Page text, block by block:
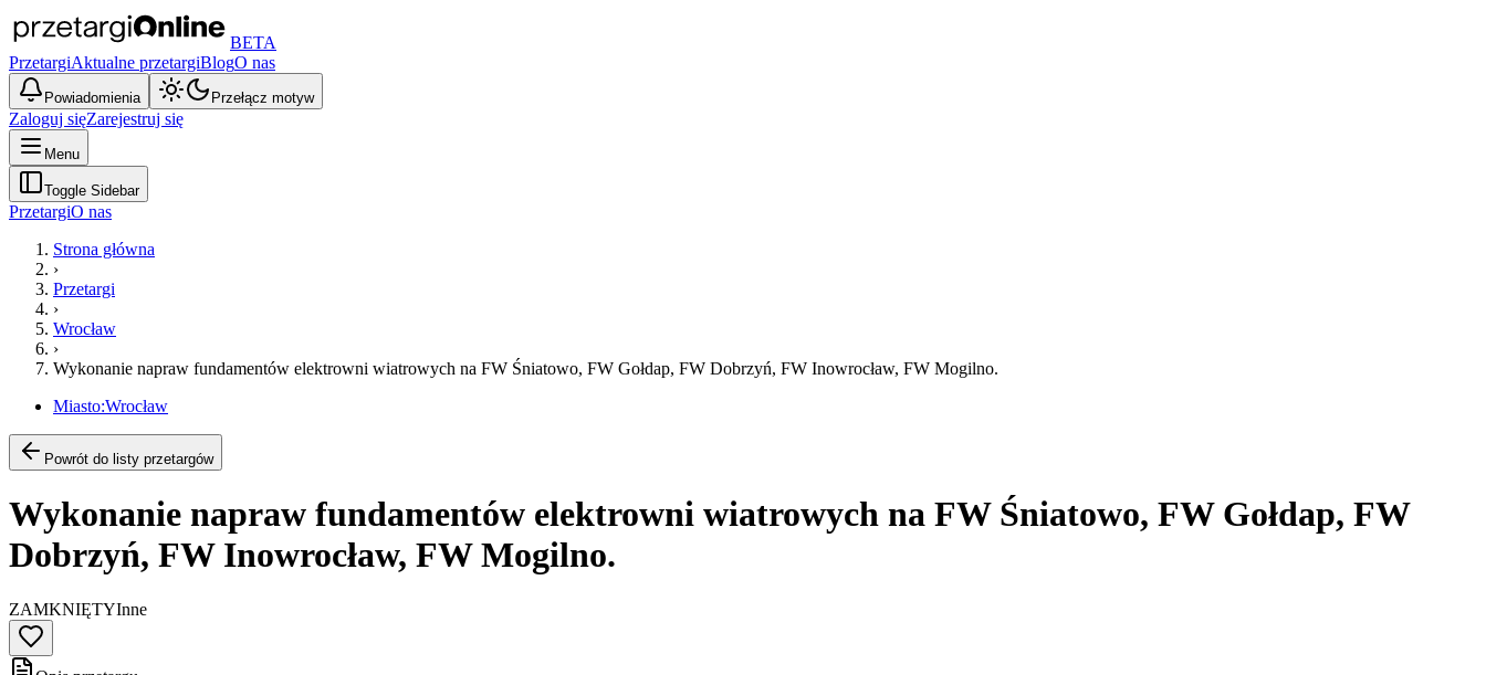
BETA
PrzetargiAktualne przetargiBlogO nas
Powiadomienia Przełącz motyw
Zaloguj sięZarejestruj się
Menu
Toggle Sidebar
PrzetargiO nas
Strona główna
›
Przetargi
›
Wrocław
›
Wykonanie napraw fundamentów elektrowni wiatrowych na FW Śniatowo, FW Gołdap, FW Dobrzyń, FW Inowrocław, FW Mogilno.
Miasto:Wrocław
Powrót do listy przetargów
Wykonanie napraw fundamentów elektrowni wiatrowych na FW Śniatowo, FW Gołdap, FW
Dobrzyń, FW Inowrocław, FW Mogilno.
ZAMKNIĘTYInne